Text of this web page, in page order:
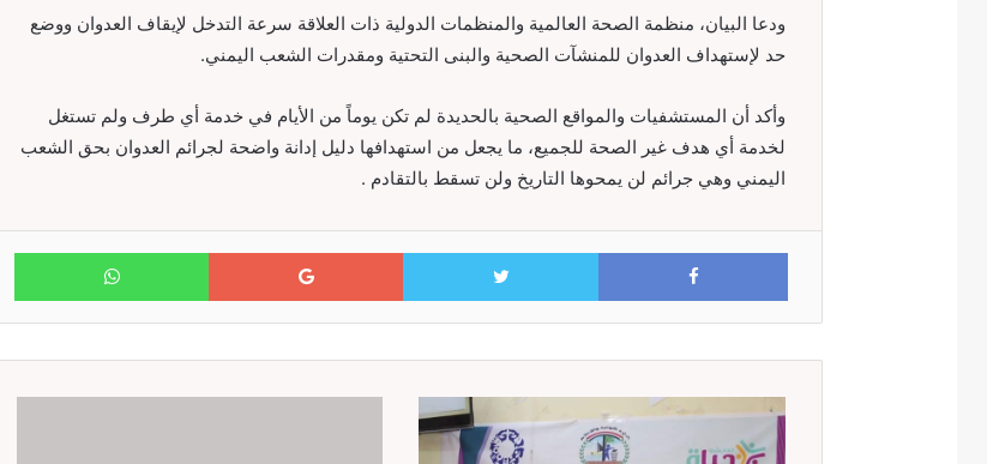
ودعا البيان، منظمة الصحة العالمية والمنظمات الدولية ذات العلاقة سرعة التدخل لإيقاف العدوان ووضع
حد لإستهداف العدوان للمنشآت الصحية والبنى التحتية ومقدرات الشعب اليمني.
وأكد أن المستشفيات والمواقع الصحية بالحديدة لم تكن يوماً من الأيام في خدمة أي طرف ولم تستغل
لخدمة أي هدف غير الصحة للجميع، ما يجعل من استهدافها دليل إدانة واضحة لجرائم العدوان بحق الشعب
اليمني وهي جرائم لن يمحوها التاريخ ولن تسقط بالتقادم .
Facebook
Twitter
Google+